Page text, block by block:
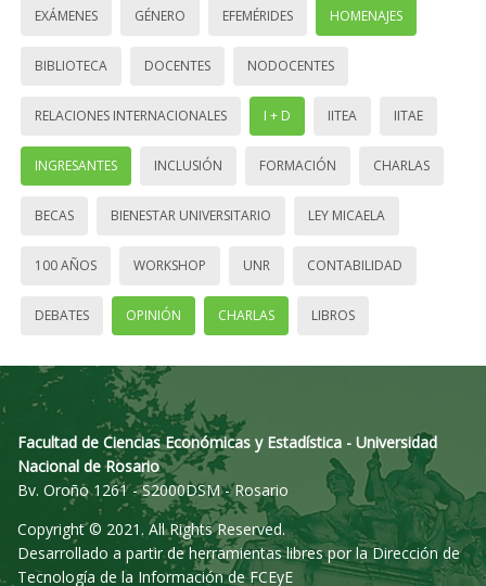
EXÁMENES GÉNERO EFEMÉRIDES HOMENAJES
BIBLIOTECA DOCENTES NODOCENTES
RELACIONES INTERNACIONALES I + D IITEA IITAE
INGRESANTES INCLUSIÓN FORMACIÓN CHARLAS
BECAS BIENESTAR UNIVERSITARIO LEY MICAELA
100 AÑOS WORKSHOP UNR CONTABILIDAD
DEBATES OPINIÓN CHARLAS LIBROS
Facultad de Ciencias Económicas y Estadística - Universidad
Nacional de Rosario
Bv. Oroño 1261 - S2000DSM - Rosario
Copyright © 2021. All Rights Reserved.
Desarrollado a partir de herramientas libres por la Dirección de
Tecnología de la Información de FCEyE